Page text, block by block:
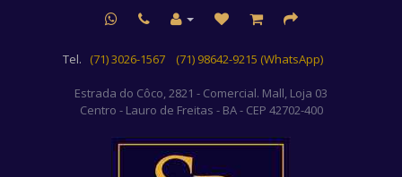
Tel. (71) 3026-1567 (71) 98642-9215 (WhatsApp)
Estrada do Côco, 2821 - Comercial. Mall, Loja 03
Centro - Lauro de Freitas - BA - CEP 42702-400